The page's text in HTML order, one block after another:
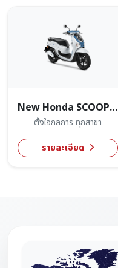
New Honda SCOOPY 2026
ตั้งใจกลการ ทุกสาขา
รายละเอียด